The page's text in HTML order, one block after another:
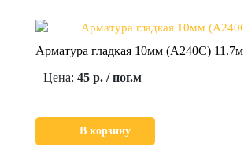
Арматура гладкая 10мм (А240С) 11.7м
Цена: 45 р. / пог.м
В корзину